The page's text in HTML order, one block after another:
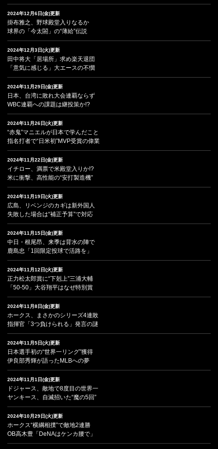
2024年12月6日(金)更新
掛布雅之、野球殿堂入りなるか
球界の「今太閤」の“薄給”伝説
2024年12月3日(火)更新
田中将大「居場所」求め楽天退団
「意気に感じる」大エースの不憫
2024年11月29日(金)更新
日本、台湾に敗れ大会連覇ならず
WBC連覇への課題は継投策か!?
2024年11月26日(火)更新
“赤鬼”マニエルが日本で学んだこと
指名打者で“日米初”MVP受賞の偉業
2024年11月22日(金)更新
イチロー、満票で米殿堂入りか!?
米に衝撃、高性能の“安打製造機”
2024年11月19日(火)更新
広島、リベンジのカギは新外国人
失敗した場合は“補正予算”で対応
2024年11月15日(金)更新
中日・根尾昂、来季は背水の陣で
鹿島忠「1回限定投球で活路を」
2024年11月12日(火)更新
正力松太郎賞に“下剋上”三浦大輔
「50-50」大谷翔平はなぜ特別賞
2024年11月8日(金)更新
ホークス、まさかのシリーズ4連敗
指揮官「3つ負けられる」発言の謎
2024年11月5日(火)更新
日本選手初の“世界一リング”獲得
伊良部秀輝が語ったMLBへの夢
2024年11月1日(金)更新
ドジャース、敵地で8度目の世界一
ヤンキース、自滅招いた“魔の5回”
2024年10月29日(火)更新
ホークス“横綱相撲”で敵地2連勝
OB高木豊「DeNAはケンカ腰で」